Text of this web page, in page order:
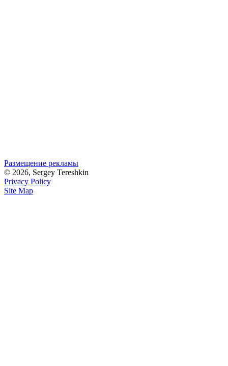
Размещение рекламы
© 2026, Sergey Tereshkin
Privacy Policy
Site Map